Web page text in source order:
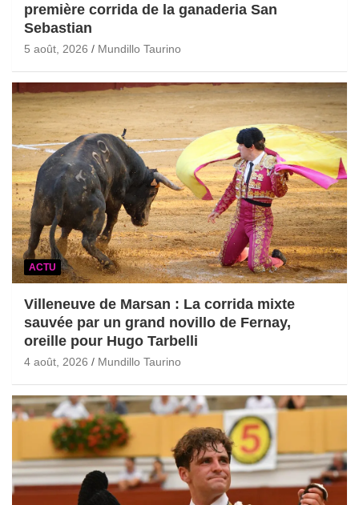
première corrida de la ganaderia San
Sebastian
5 août, 2026 Mundillo Taurino
ACTU
Villeneuve de Marsan : La corrida mixte
sauvée par un grand novillo de Fernay,
oreille pour Hugo Tarbelli
4 août, 2026 Mundillo Taurino